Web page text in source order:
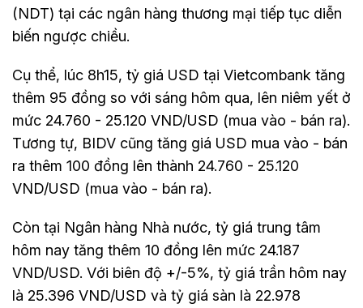
(NDT) tại các ngân hàng thương mại tiếp tục diễn
biến ngược chiều.
Cụ thể, lúc 8h15, tỷ giá USD tại Vietcombank tăng
thêm 95 đồng so với sáng hôm qua, lên niêm yết ở
mức 24.760 - 25.120 VND/USD (mua vào - bán ra).
Tương tự, BIDV cũng tăng giá USD mua vào - bán
ra thêm 100 đồng lên thành 24.760 - 25.120
VND/USD (mua vào - bán ra).
Còn tại Ngân hàng Nhà nước, tỷ giá trung tâm
hôm nay tăng thêm 10 đồng lên mức 24.187
VND/USD. Với biên độ +/-5%, tỷ giá trần hôm nay
là 25.396 VND/USD và tỷ giá sàn là 22.978